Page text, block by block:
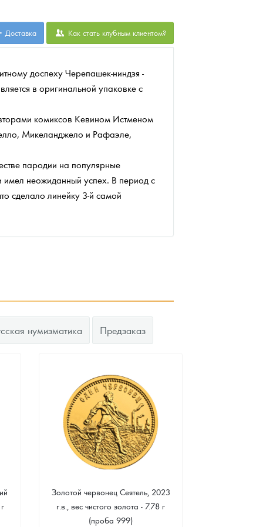
Доставка Как стать клубным клиентом?
доспеху Черепашек-ниндзя -
в оригинальной упаковке с
комиксов Кевином Истменом
Микеланджело и Рафаэле,
пародии на популярные
неожиданный успех. В период с
сделало линейку 3-й самой
нумизматика Предзаказ
Золотой червонец Сеятель, 2023
г.в., вес чистого золота - 7.78 г
(проба 999)